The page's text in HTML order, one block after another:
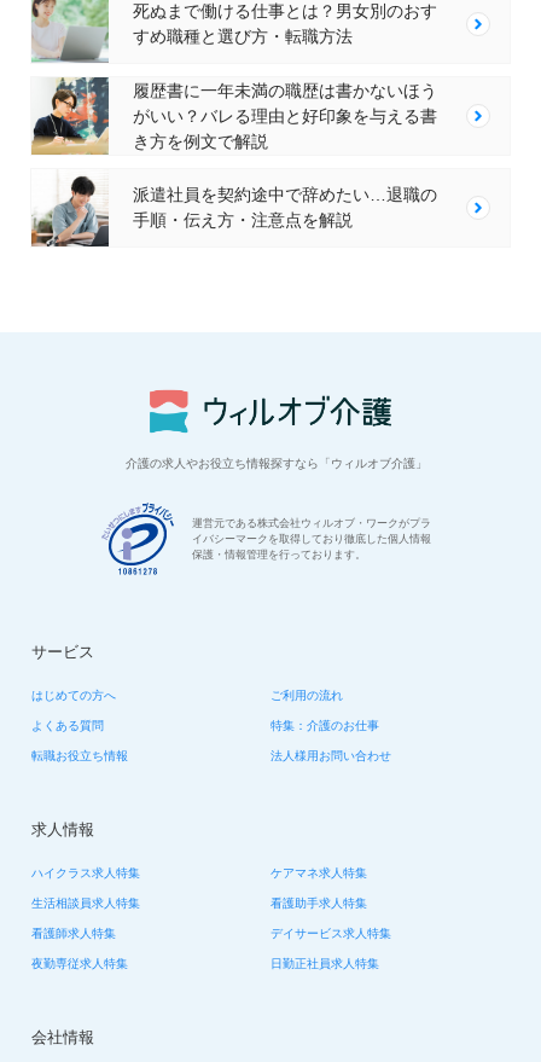
死ぬまで働ける仕事とは？男女別のおす
すめ職種と選び方・転職方法
履歴書に一年未満の職歴は書かないほう
がいい？バレる理由と好印象を与える書
き方を例文で解説
派遣社員を契約途中で辞めたい…退職の
手順・伝え方・注意点を解説
介護の求人やお役立ち情報探すなら「ウィルオブ介護」
運営元である株式会社ウィルオブ・ワークがプラ
イバシーマークを取得しており徹底した個人情報
保護・情報管理を行っております。
サービス
はじめての方へ ご利用の流れ
よくある質問 特集：介護のお仕事
転職お役立ち情報 法人様用お問い合わせ
求人情報
ハイクラス求人特集 ケアマネ求人特集
生活相談員求人特集 看護助手求人特集
看護師求人特集 デイサービス求人特集
夜勤専従求人特集 日勤正社員求人特集
会社情報